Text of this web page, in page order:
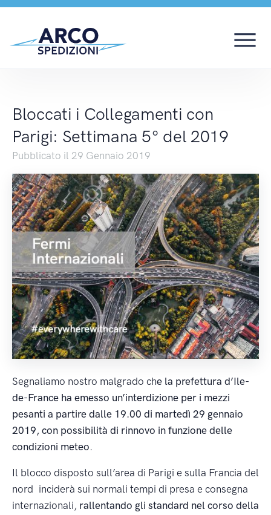
Bloccati i
Bloccati i Collegamenti con
Parigi: Settimana 5° del 2019
Pubblicato il 29 Gennaio 2019
Segnaliamo nostro malgrado che la prefettura d’Ile-
de-France ha emesso un’interdizione per i mezzi
pesanti a partire dalle 19.00 di martedì 29 gennaio
2019, con possibilità di rinnovo in funzione delle
condizioni meteo.
Il blocco disposto sull’area di Parigi e sulla Francia del
nord inciderà sui normali tempi di presa e consegna
internazionali, rallentando gli standard nel corso della